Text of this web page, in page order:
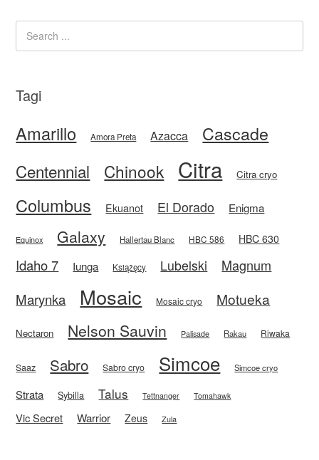
Tagi
Amarillo Amora Preta Azacca Cascade
Centennial Chinook Citra Citra cryo
Columbus Ekuanot El Dorado Enigma
Equinox Galaxy Hallertau Blanc HBC 586 HBC 630
Idaho 7 Iunga Książęcy Lubelski
Magnum
Marynka
Mosaic Mosaic cryo Motueka
Nectaron Nelson Sauvin Palisade Rakau Riwaka
Saaz Sabro Sabro cryo Simcoe Simcoe cryo
Strata Sybilla Talus Tettnanger Tomahawk
Vic Secret Warrior Zeus Zula